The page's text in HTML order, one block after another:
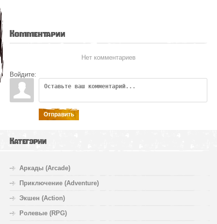
Комментарии
Нет комментариев
Войдите:
Отправить
Категории
Аркады (Arcade)
Приключение (Adventure)
Экшен (Action)
Ролевые (RPG)